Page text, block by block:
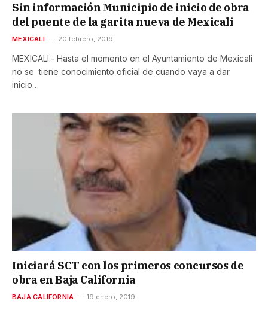
Sin información Municipio de inicio de obra
del puente de la garita nueva de Mexicali
MEXICALI 20 febrero, 2019
MEXICALI.- Hasta el momento en el Ayuntamiento de Mexicali
no se tiene conocimiento oficial de cuando vaya a dar
inicio…
Iniciará SCT con los primeros concursos de
obra en Baja California
BAJA CALIFORNIA 19 enero, 2019